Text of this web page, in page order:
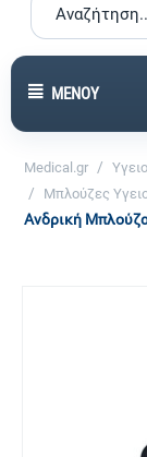
ΜΕΝΟΎ
Medical.gr /
/ Μπλούζες
Ανδρική